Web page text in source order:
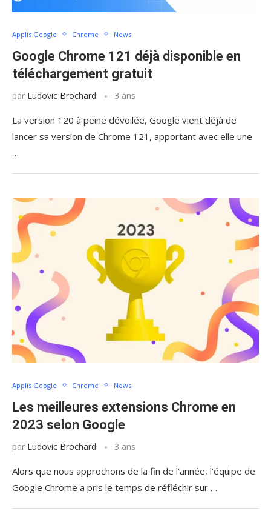
Applis Google Chrome News
Google Chrome 121 déjà disponible en
téléchargement gratuit
par Ludovic Brochard 3 ans
La version 120 à peine dévoilée, Google vient déjà de
lancer sa version de Chrome 121, apportant avec elle une
…
Applis Google Chrome News
Les meilleures extensions Chrome en
2023 selon Google
par Ludovic Brochard 3 ans
Alors que nous approchons de la fin de l’année, l’équipe de
Google Chrome a pris le temps de réfléchir sur …